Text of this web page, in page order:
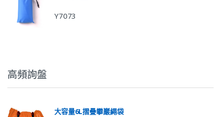
Y7073
高頻詢盤
大容量6L摺疊攀巖繩袋